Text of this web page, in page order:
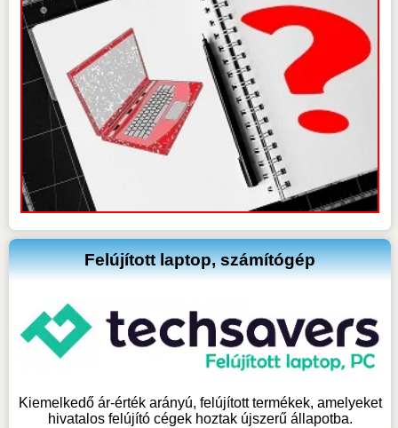
Felújított laptop, számítógép
Kiemelkedő ár-érték arányú, felújított termékek, amelyeket
hivatalos felújító cégek hoztak újszerű állapotba.